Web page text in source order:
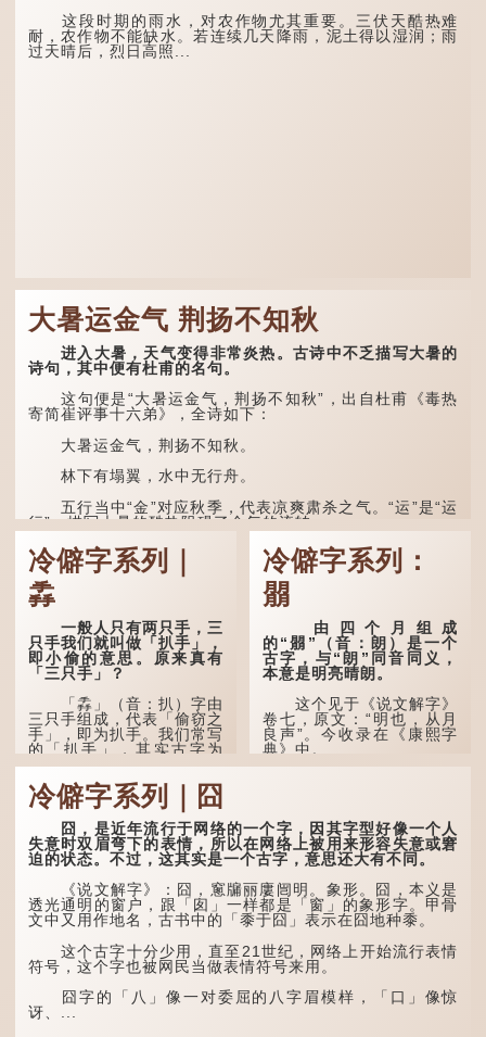
这段时期的雨水，对农作物尤其重要。三伏天酷热难
耐，农作物不能缺水。若连续几天降雨，泥土得以湿润；雨
过天晴后，烈日高照...
大暑运金气 荆扬不知秋
进入大暑，天气变得非常炎热。古诗中不乏描写大暑的
诗句，其中便有杜甫的名句。
这句便是“大暑运金气，荆扬不知秋”，出自杜甫《毒热
寄简崔评事十六弟》，全诗如下：
大暑运金气，荆扬不知秋。
林下有塌翼，水中无行舟。
五行当中“金”对应秋季，代表凉爽肃杀之气。“运”是“运
行”，描写大暑的酷热阻碍了金气的流转。
“荆扬”指荆州（湖北）和扬州（江苏），泛指长江中下
游地区，“...
冷僻字系列｜
掱
一般人只有两只手，三
只手我们就叫做「扒手」，
即小偷的意思。原来真有
「三只手」？
「掱」（音：扒）字由
三只手组成，代表「偷窃之
手」，即为扒手。我们常写
的「扒手」，其实古字为
「掱手」。
清·徐珂《清稗类钞．
盗贼类．掱手》记载：「沪
人呼翦绺贼曰掱手，犹言扒
手也，亦曰瘪三码子。」
其中「翦绺」即剪断他
人衣带以窃取钱物，是小偷
的旧称。而「掱手」也就是
手多多，擅自拿别人东西的
意思了...
冷僻字系列：
朤
由四个月组成
的“朤”（音：朗）是一个
古字，与“朗”同音同义，
本意是明亮晴朗。
这个见于《说文解字》
卷七，原文：“明也，从月
良声”。今收录在《康熙字
典》中。
谁。”干坤是《周易》中的
两个卦名，这里指天地、宇
宙等，形容政治清明，天下
太平！
“天空朤朤，任鸟儿高
飞。”也是指天清气明，鸟
儿可高飞。
“朤朤脆脆”就是形容办
事爽快干脆。我...
冷僻字系列｜囧
囧，是近年流行于网络的一个字，因其字型好像一个人
失意时双眉弯下的表情，所以在网络上被用来形容失意或窘
迫的状态。不过，这其实是一个古字，意思还大有不同。
《说文解字》：囧，窻牖丽廔闿明。象形。囧，本义是
透光通明的窗户，跟「囱」一样都是「窗」的象形字。甲骨
文中又用作地名，古书中的「黍于囧」表示在囧地种黍。
这个古字十分少用，直至21世纪，网络上开始流行表情
符号，这个字也被网民当做表情符号来用。
囧字的「八」像一对委屈的八字眉模样，「口」像惊
讶、...